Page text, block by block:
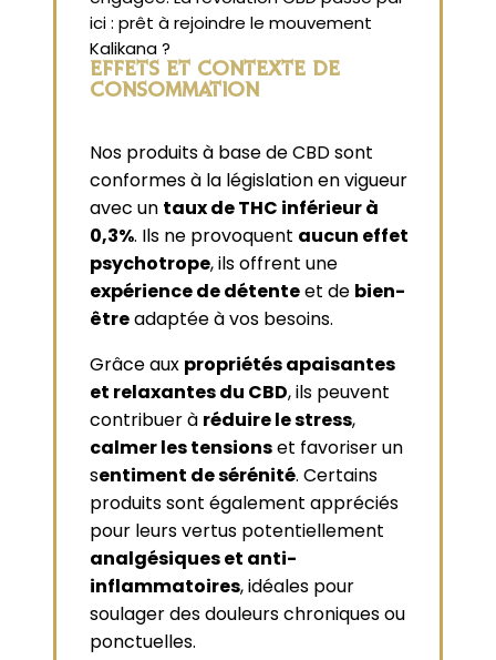
ici : prêt à rejoindre le mouvement
Kalikana ?
EFFETS ET CONTEXTE DE
CONSOMMATION
Nos produits à base de CBD sont
conformes à la législation en vigueur
avec un taux de THC inférieur à
0,3%. Ils ne provoquent aucun effet
psychotrope, ils offrent une
expérience de détenteet de bien-
êtreadaptée à vos besoins.
Grâce aux propriétés apaisantes
et relaxantes du CBD, ils peuvent
contribuer à réduire le stress,
calmer les tensionset favoriser un
sentiment de sérénité. Certains
produits sont également appréciés
pour leurs vertus potentiellement
analgésiques et anti-
inflammatoires, idéales pour
soulager des douleurs chroniques ou
ponctuelles.